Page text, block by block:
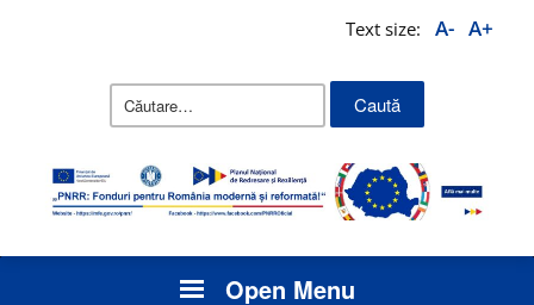
Text size: A- A+
Caută
Open Menu